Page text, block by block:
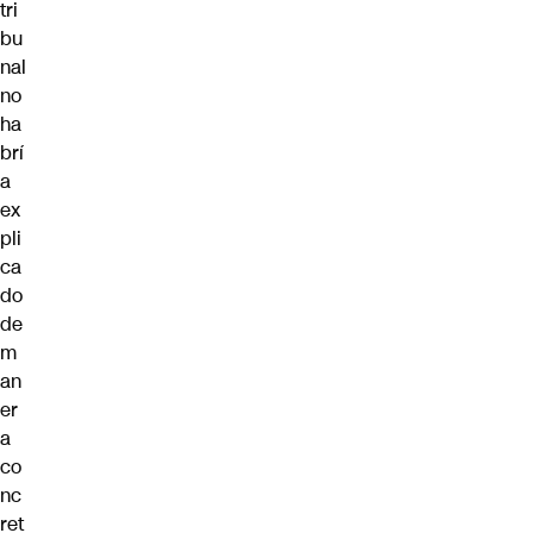
tri
bu
nal
no
ha
brí
a
ex
pli
ca
do
de
m
an
er
a
co
nc
ret